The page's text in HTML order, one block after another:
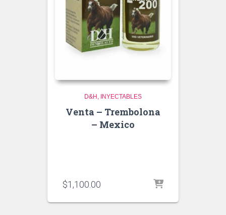
D&H INYECTABLES
Venta – Trembolona
– Mexico
$1,100.00